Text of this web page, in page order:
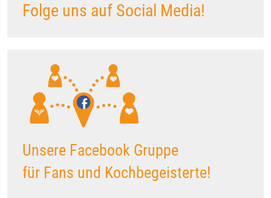
Folge uns auf Social Media!
Unsere Facebook Gruppe
für Fans und Kochbegeisterte!